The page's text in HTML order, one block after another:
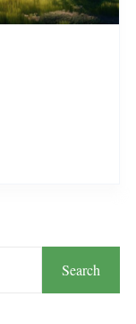
Search